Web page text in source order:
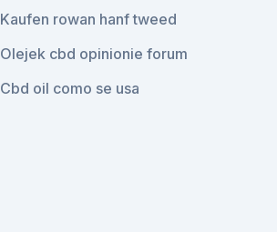
Kaufen rowan hanf tweed
Olejek cbd opinionie forum
Cbd oil como se usa